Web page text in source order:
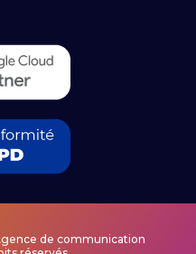
de communication